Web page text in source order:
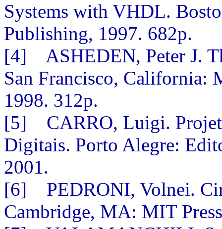
Systems with VHDL.
Publishing, 1997. 682p.
[4] ASHEDEN, Peter J.
San Francisco, California:
1998. 312p.
[5] CARRO, Luigi.
Digitais. Porto Alegre:
2001.
[6] PEDRONI, Volnei.
Cambridge, MA: MIT